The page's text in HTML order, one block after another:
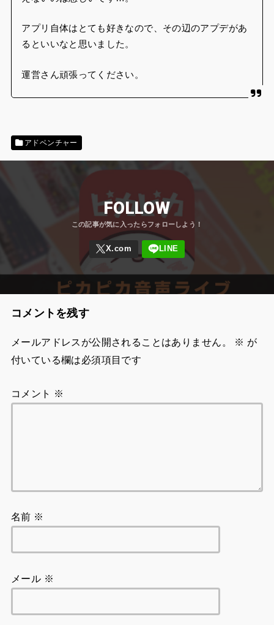
アプリ自体はとても好きなので、その辺のアプデがあ
るといいなと思いました。
運営さん頑張ってください。
アドベンチャー
FOLLOW
コメントを残す
メールアドレスが公開されることはありません。 ※ が
付いている欄は必須項目です
コメント ※
名前 ※
メール ※